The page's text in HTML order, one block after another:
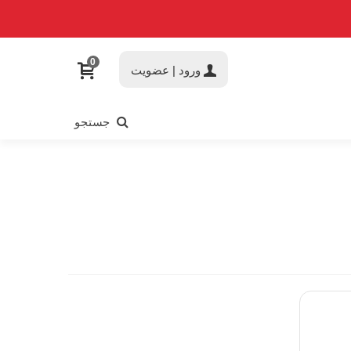
ورود | عضویت
0
جستجو